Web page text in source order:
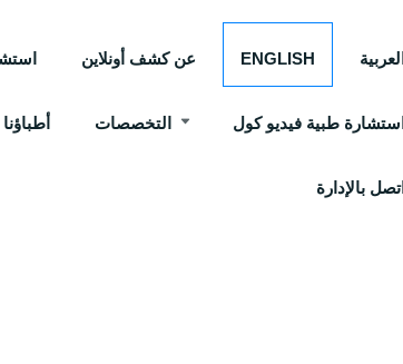
العربية ENGLISH عن كشف أونلاين
استشارة طبية فيديو كول التخصصات أطباؤنا
اتصل بالإدارة